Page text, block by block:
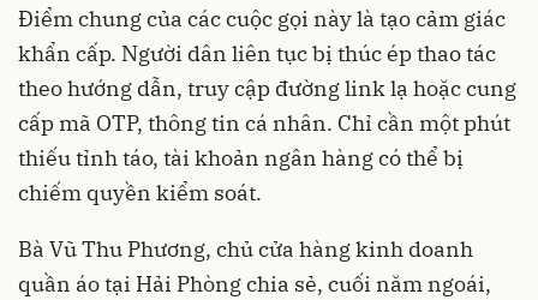
Điểm chung của các cuộc gọi này là tạo cảm giác
khẩn cấp. Người dân liên tục bị thúc ép thao tác
theo hướng dẫn, truy cập đường link lạ hoặc cung
cấp mã OTP, thông tin cá nhân. Chỉ cần một phút
thiếu tỉnh táo, tài khoản ngân hàng có thể bị
chiếm quyền kiểm soát.
Bà Vũ Thu Phương, chủ cửa hàng kinh doanh
quần áo tại Hải Phòng chia sẻ, cuối năm ngoái,